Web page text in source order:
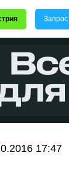
Запрос
17:47